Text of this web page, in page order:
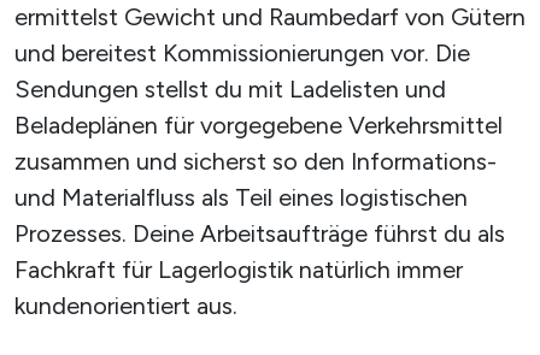
ermittelst Gewicht und Raumbedarf von Gütern
und bereitest Kommissionierungen vor. Die
Sendungen stellst du mit Ladelisten und
Beladeplänen für vorgegebene Verkehrsmittel
zusammen und sicherst so den Informations-
und Materialfluss als Teil eines logistischen
Prozesses. Deine Arbeitsaufträge führst du als
Fachkraft für Lagerlogistik natürlich immer
kundenorientiert aus.